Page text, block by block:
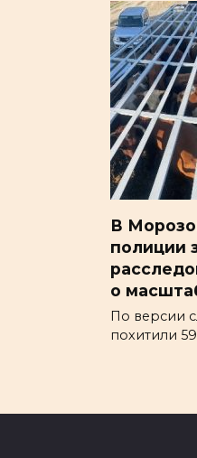
В
полиции
о
По версии
похитили 59